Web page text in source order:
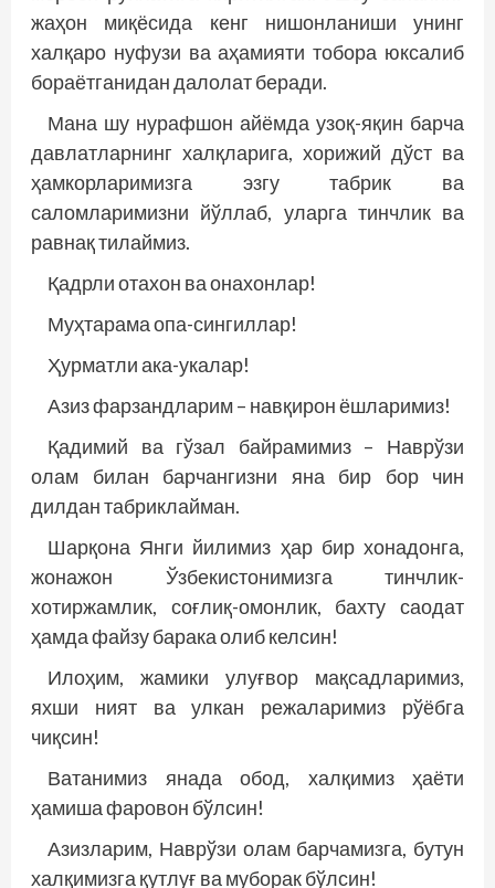
жаҳон миқёсида кенг нишонланиши унинг
халқаро нуфузи ва аҳамияти тобора юксалиб
бораётганидан далолат беради.
Мана шу нурафшон айёмда узоқ-яқин барча
давлатларнинг халқларига, хорижий дўст ва
ҳамкорларимизга эзгу табрик ва
саломларимизни йўллаб, уларга тинчлик ва
равнақ тилаймиз.
Қадрли отахон ва онахонлар!
Муҳтарама опа-сингиллар!
Ҳурматли ака-укалар!
Азиз фарзандларим – навқирон ёшларимиз!
Қадимий ва гўзал байрамимиз – Наврўзи
олам билан барчангизни яна бир бор чин
дилдан таб­риклайман.
Шарқона Янги йилимиз ҳар бир хонадонга,
жонажон Ўзбекистонимизга тинчлик-
хотиржамлик, соғлиқ-омонлик, бахту саодат
ҳамда файзу барака олиб келсин!
Илоҳим, жамики улуғвор мақсадларимиз,
яхши ният ва улкан режаларимиз рўёбга
чиқсин!
Ватанимиз янада обод, халқимиз ҳаёти
ҳамиша фаровон бўлсин!
Азизларим, Наврўзи олам барчамизга, бутун
халқимизга қутлуғ ва муборак бўлсин!